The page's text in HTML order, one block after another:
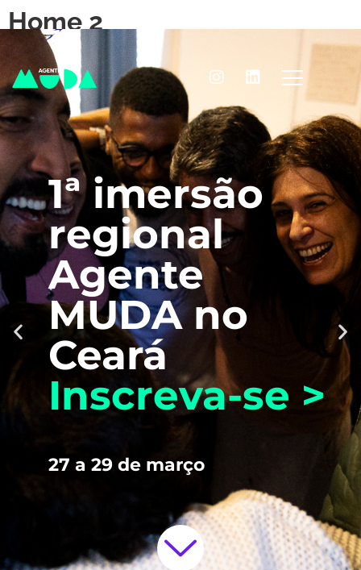
Home 2
1ª imersão
regional
Agente
MUDA no
Ceará
Inscreva-se >
27 a 29 de março